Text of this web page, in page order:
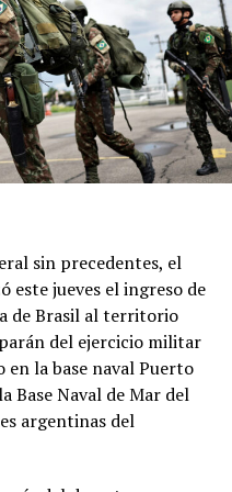
sin precedentes, el
este jueves el ingreso de
de Brasil al territorio
del ejercicio militar
la base naval Puerto
Base Naval de Mar del
argentinas del